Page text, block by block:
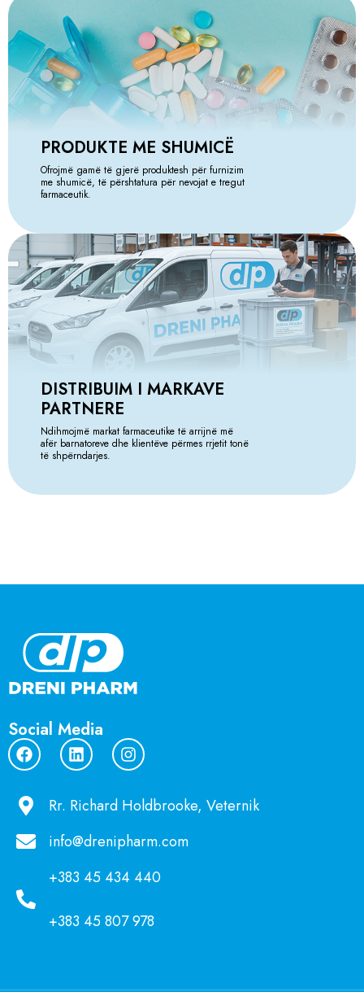
PRODUKTE ME SHUMICË
Ofrojmë gamë të gjerë produktesh për furnizim
me shumicë, të përshtatura për nevojat e tregut
farmaceutik.
DISTRIBUIM I MARKAVE
PARTNERE
Ndihmojmë markat farmaceutike të arrijnë më
afër barnatoreve dhe klientëve përmes rrjetit tonë
të shpërndarjes.
Social Media
Rr. Richard Holdbrooke, Veternik
info@drenipharm.com
+383 45 434 440
+383 45 807 978